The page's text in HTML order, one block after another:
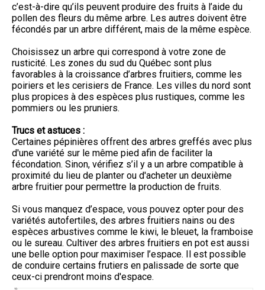
c’est-à-dire qu’ils peuvent produire des fruits à l’aide du
pollen des fleurs du même arbre. Les autres doivent être
fécondés par un arbre différent, mais de la même espèce.
Choisissez un arbre qui correspond à votre zone de
rusticité. Les zones du sud du Québec sont plus
favorables à la croissance d’arbres fruitiers, comme les
poiriers et les cerisiers de France. Les villes du nord sont
plus propices à des espèces plus rustiques, comme les
pommiers ou les pruniers.
Trucs et astuces :
Certaines pépinières offrent des arbres greffés avec plus
d'une variété sur le même pied afin de faciliter la
fécondation. Sinon, vérifiez s’il y a un arbre compatible à
proximité du lieu de planter ou d'acheter un deuxième
arbre fruitier pour permettre la production de fruits.
Si vous manquez d’espace, vous pouvez opter pour des
variétés autofertiles, des arbres fruitiers nains ou des
espèces arbustives comme le kiwi, le bleuet, la framboise
ou le sureau. Cultiver des arbres fruitiers en pot est aussi
une belle option pour maximiser l’espace. Il est possible
de conduire certains frutiers en palissade de sorte que
ceux-ci prendront moins d'espace.